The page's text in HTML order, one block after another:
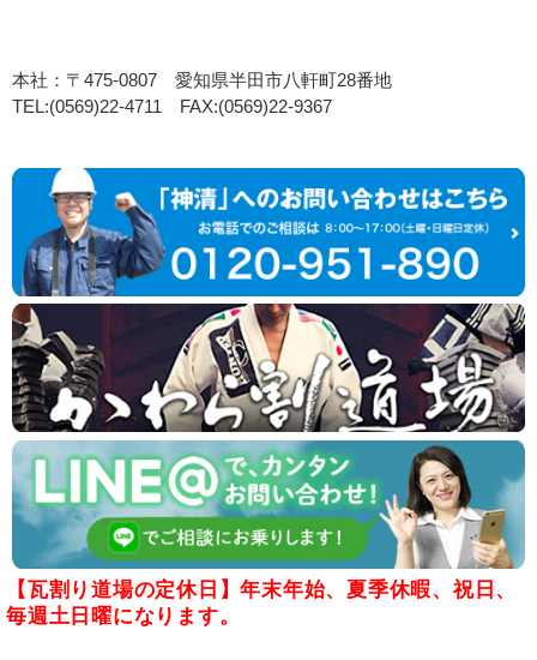
本社：〒475-0807 愛知県半田市八軒町28番地
TEL:(0569)22-4711 FAX:(0569)22-9367
【瓦割り道場の定休日】年末年始、夏季休暇、祝日、
毎週土日曜になります。